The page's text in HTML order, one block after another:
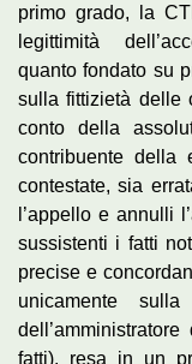
primo grado, la
legittimità
quanto fondato su
sulla fittizietà delle
conto della
contribuente della
contestate, sia
l’appello e annulli
sussistenti i fatti
precise e
unicamente
fatti), resa in un